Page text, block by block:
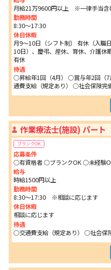
月給21万9600円以上 ※一律手当含
勤務時間
8:30～17:30
休日休暇
月9～10日（シフト制） 有休（入
10日）、慶弔、産休、育休、介護休
有休
待遇
○昇給年1回（4月） ○賞与年2回（
通費支給（規定あり） ○社会保険完
作業療法士(施設) パート
ブランクOK
応募条件
○有資格者 ○ブランクOK ○未経験
給与
時給1500円以上
勤務時間
8:30～17:30 ※相談に応じます
休日休暇
相談に応じます
待遇
○交通費支給（規定あり） ○社会保